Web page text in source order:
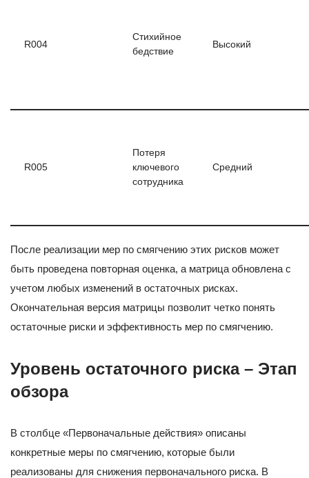
R004
Стихийное
бедствие
Высокий
R005
Потеря
ключевого
сотрудника
Средний
После реализации мер по смягчению этих рисков может
быть проведена повторная оценка, а матрица обновлена с
учетом любых изменений в остаточных рисках.
Окончательная версия матрицы позволит четко понять
остаточные риски и эффективность мер по смягчению.
Уровень остаточного риска – Этап
обзора
В столбце «Первоначальные действия» описаны
конкретные меры по смягчению, которые были
реализованы для снижения первоначального риска. В